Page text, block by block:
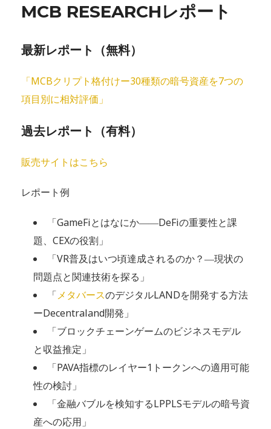
MCB RESEARCHレポート
最新レポート（無料）
「MCBクリプト格付けー30種類の暗号資産を7つの
項目別に相対評価」
過去レポート（有料）
販売サイトはこちら
レポート例
「GameFiとはなにか――DeFiの重要性と課
題、CEXの役割」
「VR普及はいつ頃達成されるのか？―現状の
問題点と関連技術を探る」
「メタバースのデジタルLANDを開発する方法
ーDecentraland開発」
「ブロックチェーンゲームのビジネスモデル
と収益推定」
「PAVA指標のレイヤー1トークンへの適用可能
性の検討」
「金融バブルを検知するLPPLSモデルの暗号資
産への応用」